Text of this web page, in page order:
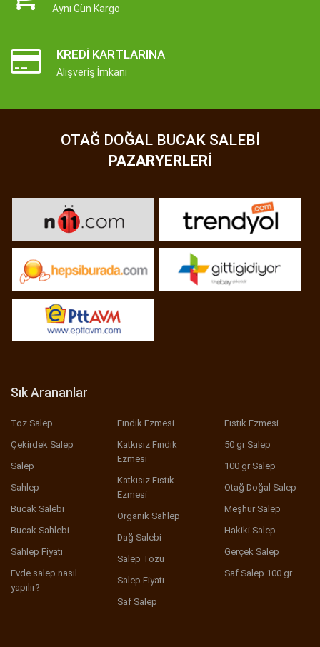
Aynı Gün Kargo
KREDI KARTLARINA
Alışveriş İmkanı
OTAĞ DOĞAL BUCAK SALEBI
PAZARYERLERI
Sık Arananlar
Toz Salep
Çekirdek Salep
Salep
Sahlep
Bucak Salebi
Bucak Sahlebi
Sahlep Fiyatı
Evde salep nasıl
yapılır?
Fındık Ezmesi
Katkısız Fındık
Ezmesi
Katkısız Fıstık
Ezmesi
Organik Sahlep
Dağ Salebi
Salep Tozu
Salep Fiyatı
Saf Salep
Fıstık Ezmesi
50 gr Salep
100 gr Salep
Otağ Doğal Salep
Meşhur Salep
Hakiki Salep
Gerçek Salep
Saf Salep 100 gr